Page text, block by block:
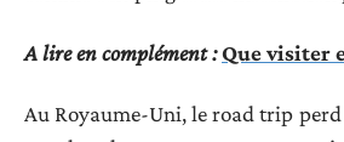
A lire en complément :Que visiter
Au Royaume-Uni, le road trip